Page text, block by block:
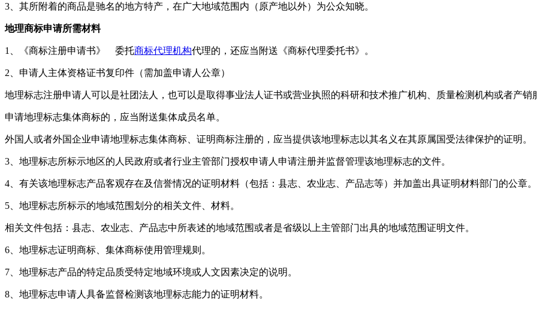
3、其所附着的商品是驰名的地方特产，在广大地域范围内（原产地以外）为公众知晓。
地理商标申请所需材料
1、《商标注册申请书》 委托商标代理机构代理的，还应当附送《商标代理委托书》。
2、申请人主体资格证书复印件（需加盖申请人公章）
地理标志注册申请人可以是社团法人，也可以是取得事业法人证书或营业执照的科研和技术推广机构、质量检测机构或者产销
申请地理标志集体商标的，应当附送集体成员名单。
外国人或者外国企业申请地理标志集体商标、证明商标注册的，应当提供该地理标志以其名义在其原属国受法律保护的证明。
3、地理标志所标示地区的人民政府或者行业主管部门授权申请人申请注册并监督管理该地理标志的文件。
4、有关该地理标志产品客观存在及信誉情况的证明材料（包括：县志、农业志、产品志等）并加盖出具证明材料部门的公章。
5、地理标志所标示的地域范围划分的相关文件、材料。
相关文件包括：县志、农业志、产品志中所表述的地域范围或者是省级以上主管部门出具的地域范围证明文件。
6、地理标志证明商标、集体商标使用管理规则。
7、地理标志产品的特定品质受特定地域环境或人文因素决定的说明。
8、地理标志申请人具备监督检测该地理标志能力的证明材料。